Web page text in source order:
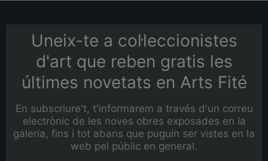
Uneix-te a col·leccionistes
d'art que reben gratis les
últimes novetats en Arts Fité
En subscriure't, t'informarem a través d'un correu
electrònic de les noves obres exposades en la
galeria, fins i tot abans que puguin ser vistes en la
web pel públic en general.